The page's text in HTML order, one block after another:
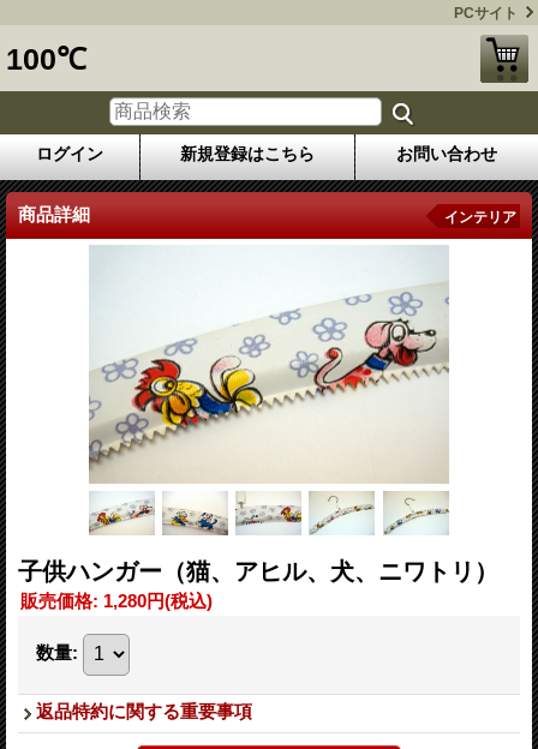
PCサイト
100℃
ログイン 新規登録はこちら お問い合わせ
商品詳細 インテリア
子供ハンガー（猫、アヒル、犬、ニワトリ）
販売価格: 1,280円(税込)
数量:
返品特約に関する重要事項